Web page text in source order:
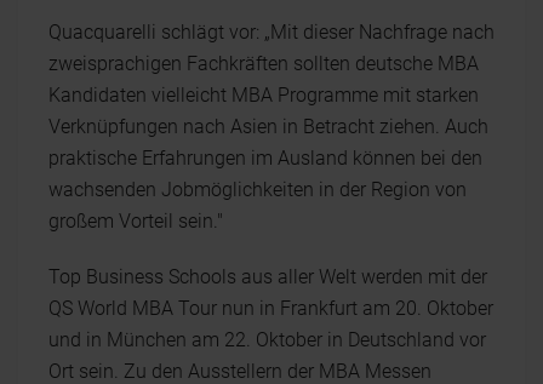
Quacquarelli schlägt vor: „Mit dieser Nachfrage nach
zweisprachigen Fachkräften sollten deutsche MBA
Kandidaten vielleicht MBA Programme mit starken
Verknüpfungen nach Asien in Betracht ziehen. Auch
praktische Erfahrungen im Ausland können bei den
wachsenden Jobmöglichkeiten in der Region von
großem Vorteil sein."
Top Business Schools aus aller Welt werden mit der
QS World MBA Tour nun in Frankfurt am 20. Oktober
und in München am 22. Oktober in Deutschland vor
Ort sein. Zu den Ausstellern der MBA Messen